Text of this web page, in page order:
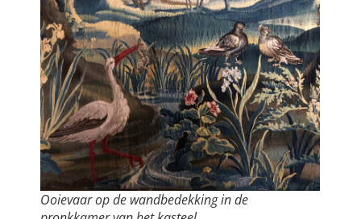
Ooievaar op de wandbedekking in de